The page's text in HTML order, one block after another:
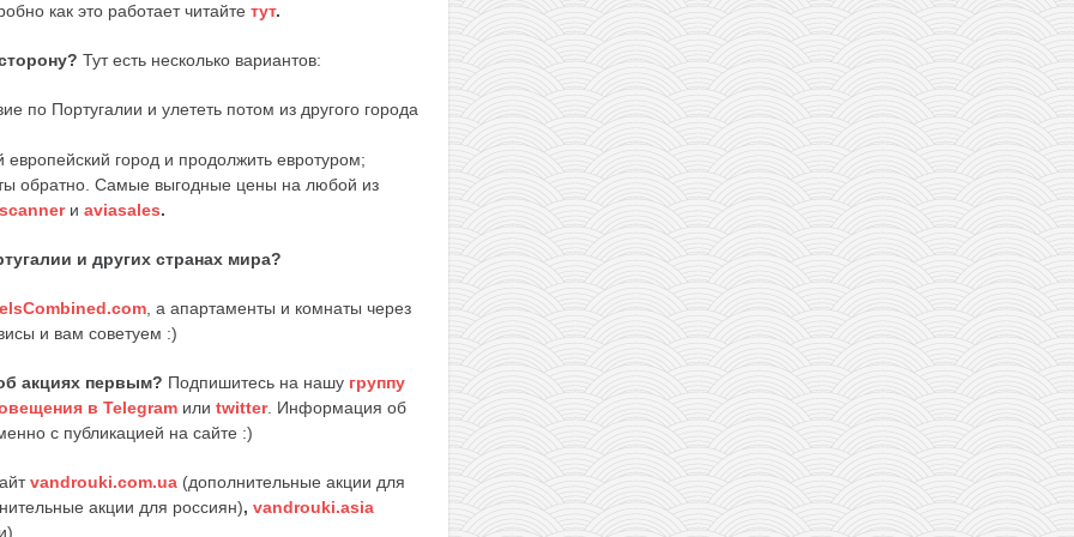
как это работает читайте тут.
Тут есть несколько вариантов:
по Португалии и улететь потом из другого города
европейский город и продолжить евротуром;
обратно. Самые выгодные цены на любой из
и aviasales.
и других странах мира?
, а апартаменты и комнаты через
и вам советуем :)
акциях первым? Подпишитесь на нашу группу
в Telegram или twitter. Информация об
с публикацией на сайте :)
vandrouki.com.ua (дополнительные акции для
акции для россиян), vandrouki.asia